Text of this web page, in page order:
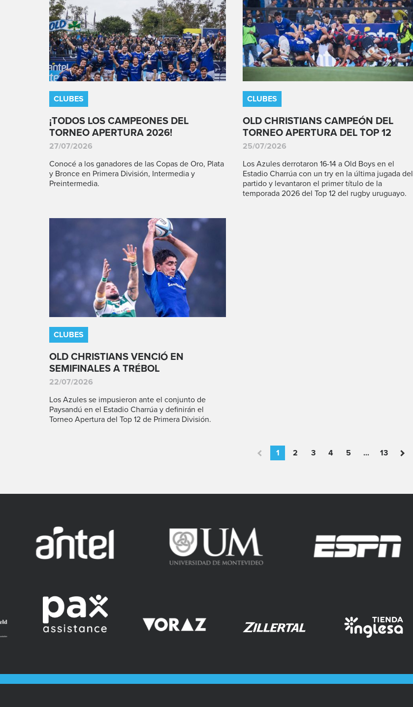
CLUBES
¡TODOS LOS CAMPEONES DEL
TORNEO APERTURA 2026!
27/07/2026
Conocé a los ganadores de las Copas de Oro, Plata
y Bronce en Primera División, Intermedia y
Preintermedia.
CLUBES
OLD CHRISTIANS CAMPEÓN DEL
TORNEO APERTURA DEL TOP 12
25/07/2026
Los Azules derrotaron 16-14 a Old Boys en el
Estadio Charrúa con un try en la última jugada del
partido y levantaron el primer título de la
temporada 2026 del Top 12 del rugby uruguayo.
CLUBES
OLD CHRISTIANS VENCIÓ EN
SEMIFINALES A TRÉBOL
22/07/2026
Los Azules se impusieron ante el conjunto de
Paysandú en el Estadio Charrúa y definirán el
Torneo Apertura del Top 12 de Primera División.
1 2 3 4 5 ... 13